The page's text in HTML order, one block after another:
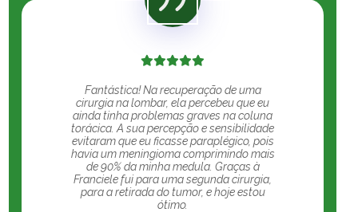
Fantástica! Na recuperação de uma
cirurgia na lombar, ela percebeu que eu
ainda tinha problemas graves na coluna
torácica. A sua percepção e sensibilidade
evitaram que eu ficasse paraplégico, pois
havia um meningioma comprimindo mais
de 90% da minha medula. Graças à
Franciele fui para uma segunda cirurgia,
para a retirada do tumor, e hoje estou
ótimo.